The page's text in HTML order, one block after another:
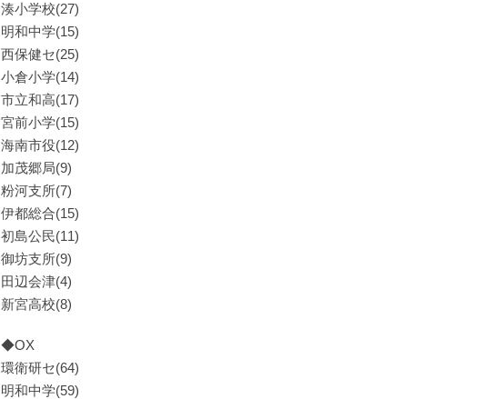
湊小学校(27)
明和中学(15)
西保健セ(25)
小倉小学(14)
市立和高(17)
宮前小学(15)
海南市役(12)
加茂郷局(9)
粉河支所(7)
伊都総合(15)
初島公民(11)
御坊支所(9)
田辺会津(4)
新宮高校(8)
◆OX
環衛研セ(64)
明和中学(59)